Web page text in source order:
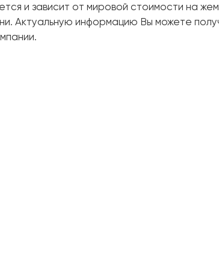
Белое
и зависит от мировой стоимости на
Актуальную информацию Вы можете